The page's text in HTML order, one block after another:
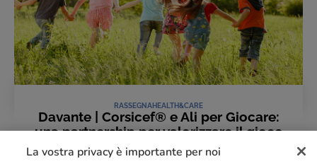
RASSEGNAHEALTH&CARE
Davante | Corsicef® e Ali per Giocare:
una partnership per valorizzare il gioco
come strumento educativo
06 Luglio 2026
La vostra privacy è importante per noi